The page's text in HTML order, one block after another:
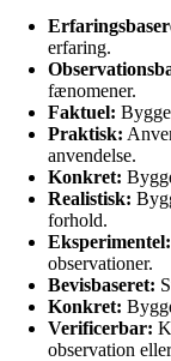
erfaring.
fænomener.
Faktuel:
Praktisk:
anvendelse.
Konkret:
Realistisk:
forhold.
Eksperimentel:
observationer.
Bevisbaseret:
Konkret:
Verificerbar:
observation